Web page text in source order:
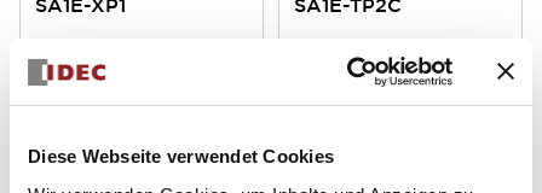
Diese Webseite verwendet Cookies
SA1E-XP1
Transparenter Foto-Sensor
SA1E-TP2C
Lichtschranke